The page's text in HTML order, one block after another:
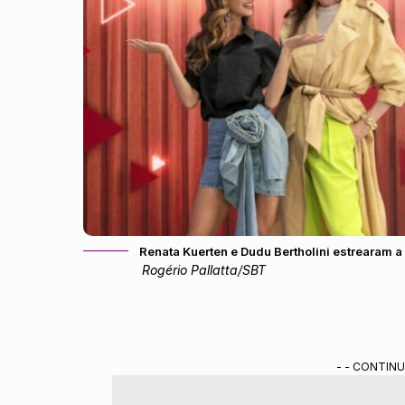
Renata Kuerten e Dudu Bertholini estrearam
Rogério Pallatta/SBT
- -